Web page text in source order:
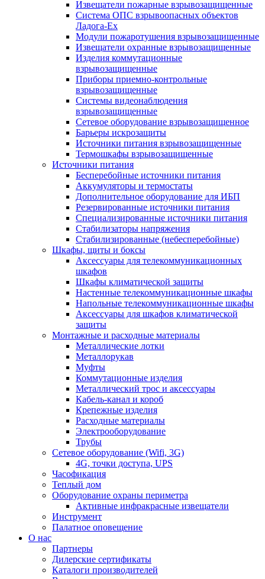
Извещатели пожарные взрывозащищенные
Система ОПС взрывоопасных объектов
Ладога-Ex
Модули пожаротушения взрывозащищенные
Извещатели охранные взрывозащищенные
Изделия коммутационные
взрывозащищенные
Приборы приемно-контрольные
взрывозащищенные
Системы видеонаблюдения
взрывозащищенные
Сетевое оборудование взрывозащищенное
Барьеры искрозащиты
Источники питания взрывозащищенные
Термошкафы взрывозащищенные
Источники питания
Бесперебойные источники питания
Аккумуляторы и термостаты
Дополнительное оборудование для ИБП
Резервированные источники питания
Специализированные источники питания
Стабилизаторы напряжения
Стабилизированные (небесперебойные)
Шкафы, щиты и боксы
Аксессуары для телекоммуникационных
шкафов
Шкафы климатической защиты
Настенные телекоммуникационные шкафы
Напольные телекоммуникационные шкафы
Аксессуары для шкафов климатической
защиты
Монтажные и расходные материалы
Металлические лотки
Металлорукав
Муфты
Коммутационные изделия
Металлический трос и аксессуары
Кабель-канал и короб
Крепежные изделия
Расходные материалы
Электрооборудование
Трубы
Сетевое оборудование (Wifi, 3G)
4G, точки доступа, UPS
Часофикация
Теплый дом
Оборудование охраны периметра
Активные инфракрасные извещатели
Инструмент
Палатное оповещение
О нас
Партнеры
Дилерские сертификаты
Каталоги производителей